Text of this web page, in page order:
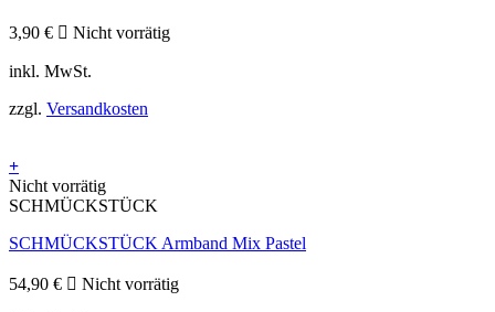
3,90 € Nicht vorrätig
inkl. MwSt.
zzgl. Versandkosten
+
Nicht vorrätig
SCHMÜCKSTÜCK
SCHMÜCKSTÜCK Armband Mix Pastel
54,90 € Nicht vorrätig